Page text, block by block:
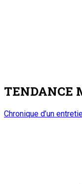
TENDANCE
Chronique d’un